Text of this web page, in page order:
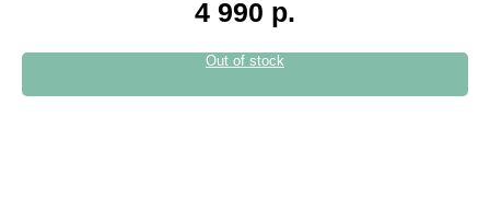
4 990 р.
Out of stock